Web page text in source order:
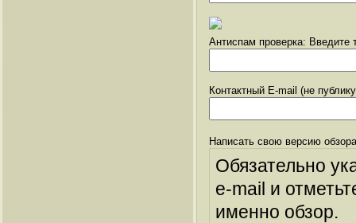
Антиспам проверка: Введите
Контактный E-mail (не
Написать свою версию
Обязательно
e-mail и
именно обзор.